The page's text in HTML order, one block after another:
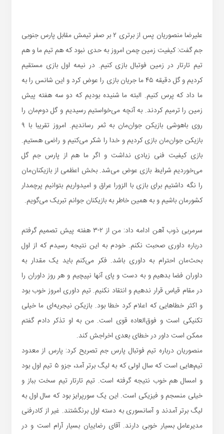
علیرضا منصوریان پس از برتری ۲ بر صفر تیمش مقابل پارس جنوبی
جم گفت: کیفیت زمین چمن امروز به حدی نبود که هم تیم ما و هم
تیم تارتار در زمین فوتبال بازی کنیم. در نیمه اول بازی مستقیم
کردیم و گل دقیقه ۴۵ ما جریان بازی را عوض کرد و این شانس را به
ما داد که پرس کنیم. البته ما شنیده بودیم که دو سه هفته پیش
زمین را ترمیم کردند. به آنچه می‌خواستیم رسیدیم و گل دوم‌مان را
روی باهوشی بازیکن جوان‌مان به ثمر رساندیم. امروز تقریبا با ۹
بازیکن جوان‌مان بازی کردیم و خدا را شکر می‌کنیم و راضی هستیم.
بازی کیفیت فنی زیادی نداشت و اگر ما هم از پارس جم گل
می‌خوردیم شرایط بازی عوض می‌شد. بخش اعظمی از بازیکنان‌مان
را نگه داشتیم برای بازی با الزورا عراق و امیدواریم بتوانیم پرچمدار
کشورمان باشیم و به همین خاطر به بازیکنان جوانم تبریک می‌گویم.
سرمربی ذوب آهن ادامه داد: من از ۲-۳ هفته پیش تصمیم گرفتم
درباره داوری صحبت نکنم. خودم به این نتیجه رسیدم که از اول
بحث‌مان احترام به داوری باشد. فکر می‌کنم باید یک مقدار به
داوران فضا بدهیم و به دست و پای آنها نپیچیم و هر روز داوران را
در مقام قیاس قرار ندهیم و انتقاد نکنیم. تیم داوری امروز خوب بود
و اکثر خطاهایی که اعلام کرد خطا بود. بازیکن نیجریه‌ای ما خیلی
تکنیکی است و فوق‌العاده قوی است. من به او تذکر دادم گفتم
ممکن است داور در خطای بعدی‌ اخراجش کند.
منصوریان درباره تیم فوتبال پارس جم تصریح کرد: پارس از معدود
تیم‌هایی است که سال اولی که به لیگ برتر آمد، جزو ۵ تیم اول بود
و امسال هم خوب نتیجه گرفته است. تیم تارتار تیم سخت بباز و
خیلی منسجم و فیزیکی است. این یک سورپرایز بود که سال اول به
لیگ برتر آمدند و آسانسوری به دسته اول برنگشتند. غیر از کادرفنی
مدیرعامل بسیار خوبی دارند. آقای رضاییان بسیار آرام است و در